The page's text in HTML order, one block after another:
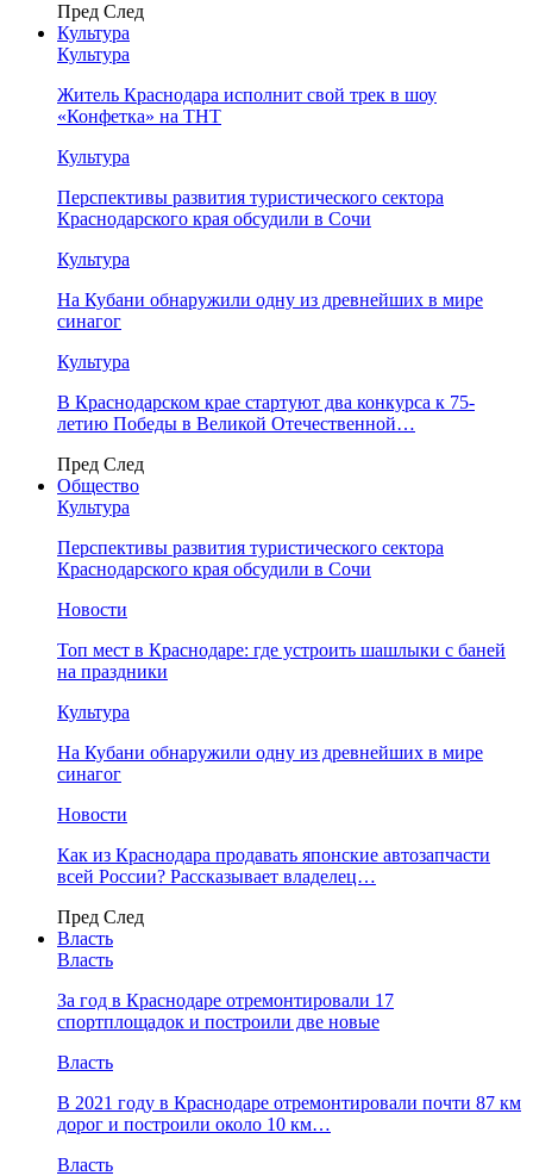
Пред След
Культура
Культура
Житель Краснодара исполнит свой трек в шоу
«Конфетка» на ТНТ
Культура
Перспективы развития туристического сектора
Краснодарского края обсудили в Сочи
Культура
На Кубани обнаружили одну из древнейших в мире
синагог
Культура
В Краснодарском крае стартуют два конкурса к 75-
летию Победы в Великой Отечественной…
Пред След
Общество
Культура
Перспективы развития туристического сектора
Краснодарского края обсудили в Сочи
Новости
Топ мест в Краснодаре: где устроить шашлыки с баней
на праздники
Культура
На Кубани обнаружили одну из древнейших в мире
синагог
Новости
Как из Краснодара продавать японские автозапчасти
всей России? Рассказывает владелец…
Пред След
Власть
Власть
За год в Краснодаре отремонтировали 17
спортплощадок и построили две новые
Власть
В 2021 году в Краснодаре отремонтировали почти 87 км
дорог и построили около 10 км…
Власть